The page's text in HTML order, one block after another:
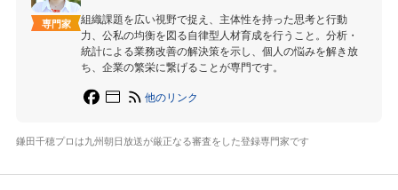
専門家
組織課題を広い視野で捉え、主体性を持った思考と行動
力、公私の均衡を図る自律型人材育成を行うこと。分析・
統計による業務改善の解決策を示し、個人の悩みを解き放
ち、企業の繁栄に繋げることが専門です。
他のリンク
鎌田千穂プロは九州朝日放送が厳正なる審査をした登録専門家です